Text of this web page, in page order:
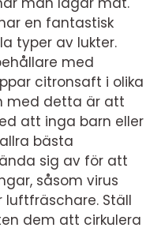
en fantastisk
typer av lukter.
med
citronsaft i olika
med detta är att
att inga barn eller
bästa
sig av för att
såsom virus
Ställ
dem att cirkulera